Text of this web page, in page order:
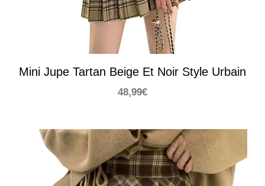
Mini Jupe Tartan Beige Et Noir Style Urbain
48,99€